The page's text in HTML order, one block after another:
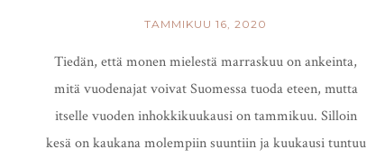
TAMMIKUU 16, 2020
Tiedän, että monen mielestä marraskuu on ankeinta,
mitä vuodenajat voivat Suomessa tuoda eteen, mutta
itselle vuoden inhokkikuukausi on tammikuu. Silloin
kesä on kaukana molempiin suuntiin ja kuukausi tuntuu